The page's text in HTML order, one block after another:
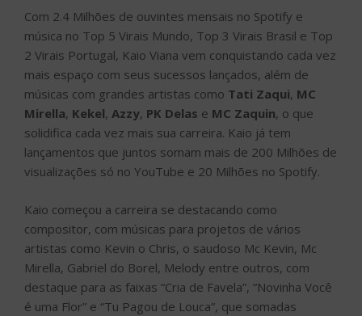
Com 2.4 Milhões de ouvintes mensais no Spotify e
música no Top 5 Virais Mundo, Top 3 Virais Brasil e Top
2 Virais Portugal, Kaio Viana vem conquistando cada vez
mais espaço com seus sucessos lançados, além de
músicas com grandes artistas como Tati Zaqui, MC
Mirella, Kekel, Azzy, PK Delas e MC Zaquin, o que
solidifica cada vez mais sua carreira. Kaio já tem
lançamentos que juntos somam mais de 200 Milhões de
visualizações só no YouTube e 20 Milhões no Spotify.
Kaio começou a carreira se destacando como
compositor, com músicas para projetos de vários
artistas como Kevin o Chris, o saudoso Mc Kevin, Mc
Mirella, Gabriel do Borel, Melody entre outros, com
destaque para as faixas “Cria de Favela”, “Novinha Você
é uma Flor” e “Tu Pagou de Louca”, que somadas